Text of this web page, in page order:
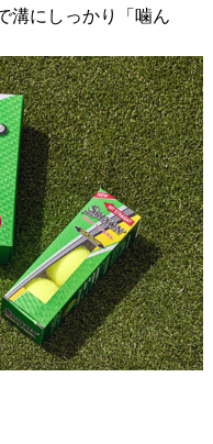
溝にしっかり「噛ん